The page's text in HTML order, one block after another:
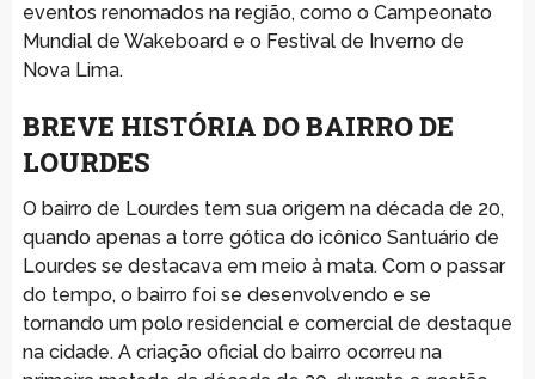
eventos renomados na região, como o Campeonato
Mundial de Wakeboard e o Festival de Inverno de
Nova Lima.
BREVE HISTÓRIA DO BAIRRO DE
LOURDES
O bairro de Lourdes tem sua origem na década de 20,
quando apenas a torre gótica do icônico Santuário de
Lourdes se destacava em meio à mata. Com o passar
do tempo, o bairro foi se desenvolvendo e se
tornando um polo residencial e comercial de destaque
na cidade. A criação oficial do bairro ocorreu na